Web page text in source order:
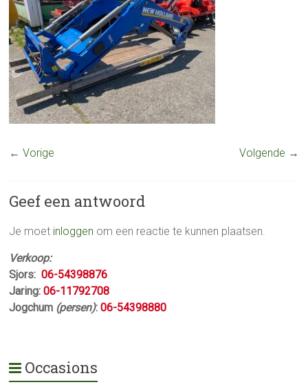
← Vorige Volgende →
Geef een antwoord
Je moet inloggen om een reactie te kunnen plaatsen.
Verkoop:
Sjors:06-54398876
Jaring:06-11792708
Jogchum (persen): 06-54398880
Occasions